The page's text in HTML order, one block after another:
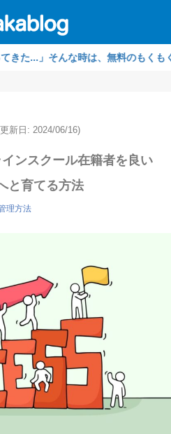
な時は、無料のもくもく作業会を
新日: 2024/06/16)
インスクール在籍者を良い
と育てる方法
理方法